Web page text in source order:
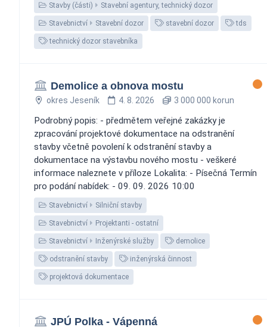
Stavby (části) Stavební agentury, technický dozor
Stavebnictví Stavební dozor stavební dozor tds
technický dozor stavebníka
Demolice a obnova mostu
okres Jeseník 4. 8. 2026 3 000 000 korun
Podrobný popis: - předmětem veřejné zakázky je
zpracování projektové dokumentace na odstranění
stavby včetně povolení k odstranění stavby a
dokumentace na výstavbu nového mostu - veškeré
informace naleznete v příloze Lokalita: - Písečná Termín
pro podání nabídek: - 09. 09. 2026 10:00
Stavebnictví Silniční stavby
Stavebnictví Projektanti - ostatní
Stavebnictví Inženýrské služby demolice
odstranění stavby inženýrská činnost
projektová dokumentace
JPÚ Polka - Vápenná